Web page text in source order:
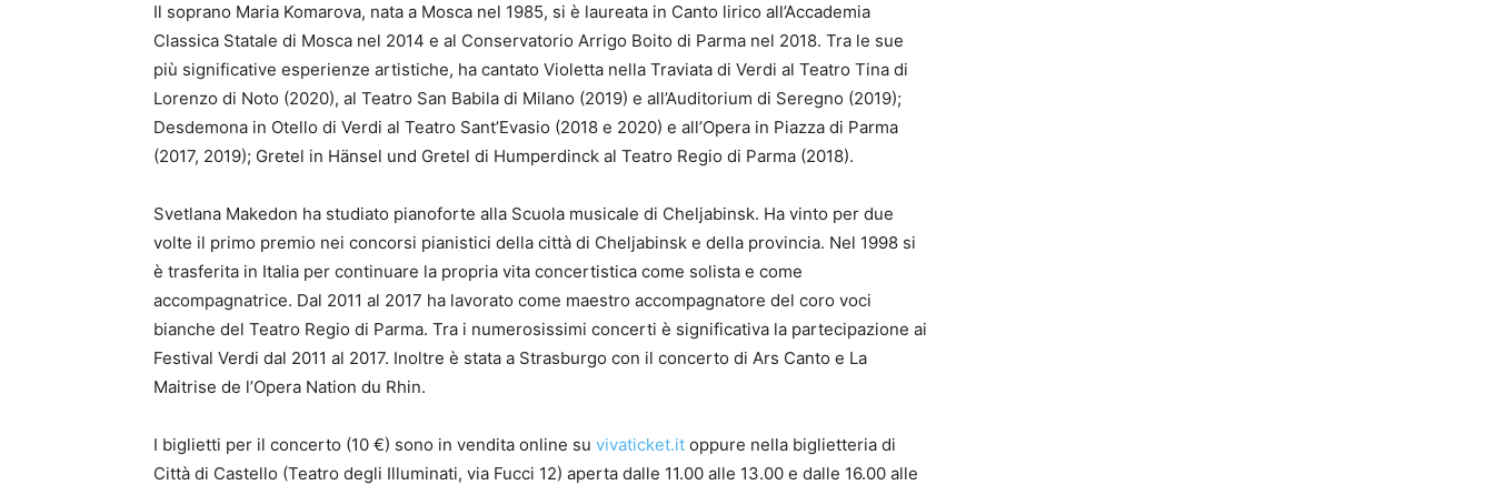
Il soprano Maria Komarova, nata a Mosca nel 1985, si è laureata in Canto lirico all’Accademia
Classica Statale di Mosca nel 2014 e al Conservatorio Arrigo Boito di Parma nel 2018. Tra le sue
più significative esperienze artistiche, ha cantato Violetta nella Traviata di Verdi al Teatro Tina di
Lorenzo di Noto (2020), al Teatro San Babila di Milano (2019) e all’Auditorium di Seregno (2019);
Desdemona in Otello di Verdi al Teatro Sant’Evasio (2018 e 2020) e all’Opera in Piazza di Parma
(2017, 2019); Gretel in Hänsel und Gretel di Humperdinck al Teatro Regio di Parma (2018).
Svetlana Makedon ha studiato pianoforte alla Scuola musicale di Cheljabinsk. Ha vinto per due
volte il primo premio nei concorsi pianistici della città di Cheljabinsk e della provincia. Nel 1998 si
è trasferita in Italia per continuare la propria vita concertistica come solista e come
accompagnatrice. Dal 2011 al 2017 ha lavorato come maestro accompagnatore del coro voci
bianche del Teatro Regio di Parma. Tra i numerosissimi concerti è significativa la partecipazione ai
Festival Verdi dal 2011 al 2017. Inoltre è stata a Strasburgo con il concerto di Ars Canto e La
Maitrise de l’Opera Nation du Rhin.
I biglietti per il concerto (10 €) sono in vendita online su vivaticket.it oppure nella biglietteria di
Città di Castello (Teatro degli Illuminati, via Fucci 12) aperta dalle 11.00 alle 13.00 e dalle 16.00 alle